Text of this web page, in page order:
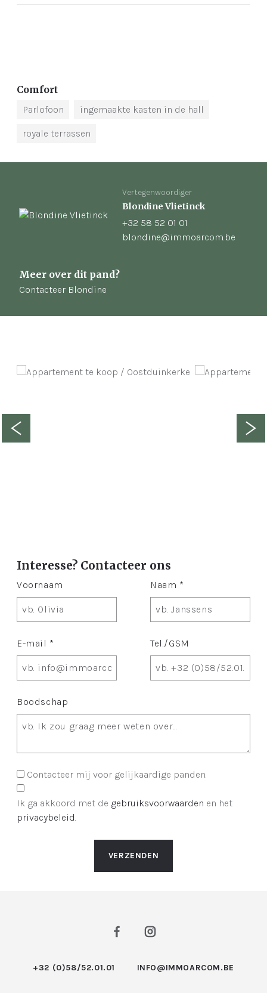
Comfort
Parlofoon ingemaakte kasten in de hall
royale terrassen
Vertegenwoordiger
Blondine Vlietinck
+32 58 52 01 01
blondine@immoarcom.be
Meer over dit pand?
Contacteer Blondine
Interesse? Contacteer ons
Voornaam Naam *
E-mail * Tel./GSM
Boodschap
Contacteer mij voor gelijkaardige panden.
Ik ga akkoord met de gebruiksvoorwaarden en het
privacybeleid.
VERZENDEN
+32 (0)58/52.01.01 INFO@IMMOARCOM.BE